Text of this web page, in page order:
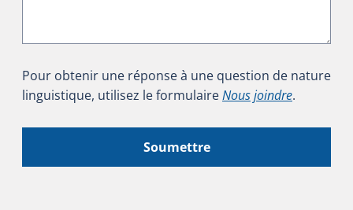
Pour obtenir une réponse à une question de nature
linguistique, utilisez le formulaireNous joindre.
Soumettre